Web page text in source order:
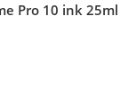
Pro 10 ink 25ml